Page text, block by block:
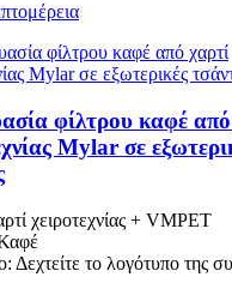
φίλτρου καφέ από
Mylar σε
χειροτεχνίας + VMPET
Δεχτείτε το λογότυπο της